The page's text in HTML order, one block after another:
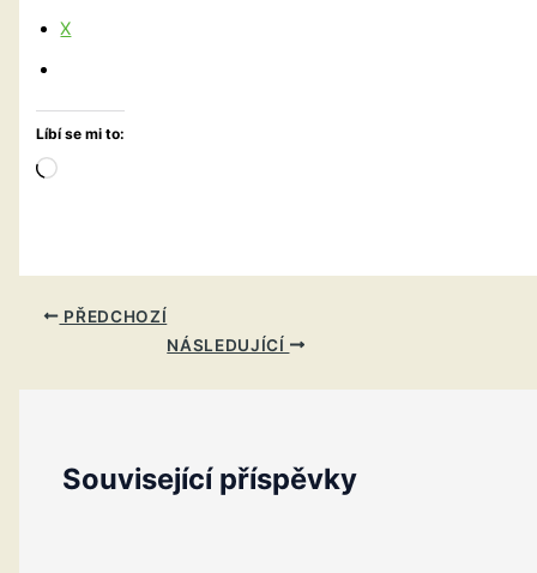
X
Líbí se mi to:
Načítání…
PŘEDCHOZÍ
NÁSLEDUJÍCÍ
Související příspěvky